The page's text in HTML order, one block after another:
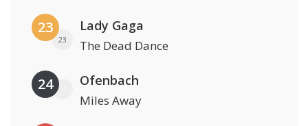
23
23
Lady Gaga
The Dead Dance
24 Ofenbach
Miles Away